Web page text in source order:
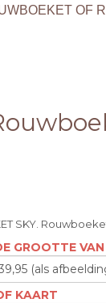
OF
SKY.
GROOTTE
KAART